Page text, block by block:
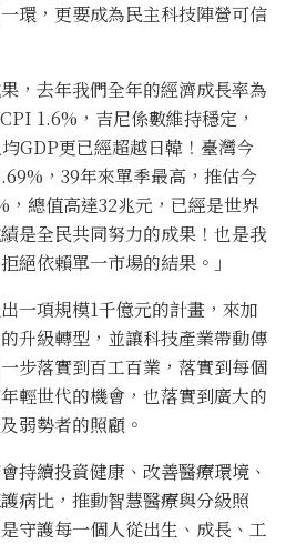
環，更要成為民主科技陣營可信
，去年我們全年的經濟成長率為
1.6%，吉尼係數維持穩定，
GDP更已經超越日韓！臺灣今
，39年來單季最高，推估今
總值高達32兆元，已經是世界
是全民共同努力的成果！也是我
絕依賴單一市場的結果。」
一項規模1千億元的計畫，來加
升級轉型，並讓科技產業帶動傳
步落實到百工百業，落實到每個
輕世代的機會，也落實到廣大的
弱勢者的照顧。
持續投資健康、改善醫療環境、
病比，推動智慧醫療與分級照
守護每一個人從出生、成長、工